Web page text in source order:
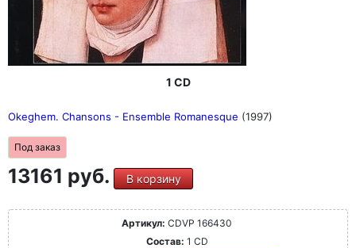
1 CD
Okeghem. Chansons - Ensemble Romanesque (1997)
Под заказ
13161 руб. В корзину
Артикул: CDVP 166430
Состав: 1 CD